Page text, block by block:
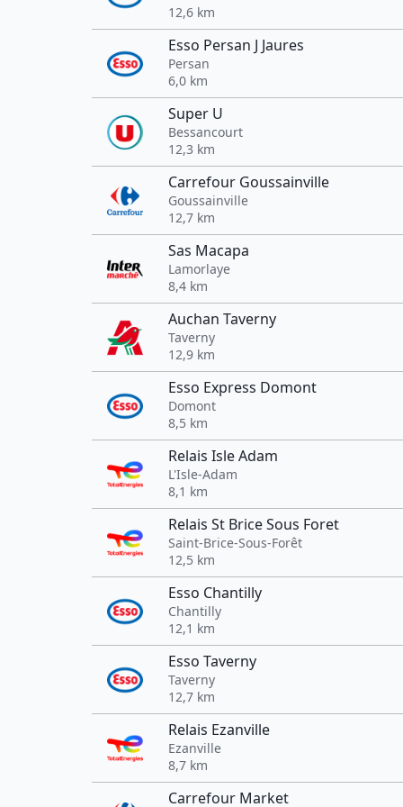
12,6 km
Esso Persan J Jaures
Persan
6,0 km
Super U
Bessancourt
12,3 km
Carrefour Goussainville
Goussainville
12,7 km
Sas Macapa
Lamorlaye
8,4 km
Auchan Taverny
Taverny
12,9 km
Esso Express Domont
Domont
8,5 km
Relais Isle Adam
L'Isle-Adam
8,1 km
Relais St Brice Sous Foret
Saint-Brice-Sous-Forêt
12,5 km
Esso Chantilly
Chantilly
12,1 km
Esso Taverny
Taverny
12,7 km
Relais Ezanville
Ezanville
8,7 km
Carrefour Market